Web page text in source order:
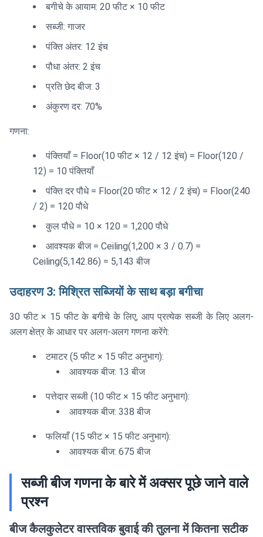
बगीचे के आयाम: 20 फीट × 10 फीट
सब्जी: गाजर
पंक्ति अंतर: 12 इंच
पौधा अंतर: 2 इंच
प्रति छेद बीज: 3
अंकुरण दर: 70%
गणना:
पंक्तियाँ = Floor(10 फीट × 12 / 12 इंच) = Floor(120 /
12) = 10 पंक्तियाँ
पंक्ति दर पौधे = Floor(20 फीट × 12 / 2 इंच) = Floor(240
/ 2) = 120 पौधे
कुल पौधे = 10 × 120 = 1,200 पौधे
आवश्यक बीज = Ceiling(1,200 × 3 / 0.7) =
Ceiling(5,142.86) = 5,143 बीज
उदाहरण 3: मिश्रित सब्जियों के साथ बड़ा बगीचा
30 फीट × 15 फीट के बगीचे के लिए, आप प्रत्येक सब्जी के लिए अलग-
अलग क्षेत्र के आधार पर अलग-अलग गणना करेंगे:
टमाटर (5 फीट × 15 फीट अनुभाग):
आवश्यक बीज: 13 बीज
पत्तेदार सब्जी (10 फीट × 15 फीट अनुभाग):
आवश्यक बीज: 338 बीज
फलियाँ (15 फीट × 15 फीट अनुभाग):
आवश्यक बीज: 675 बीज
सब्जी बीज गणना के बारे में अक्सर पूछे जाने वाले
प्रश्न
बीज कैलकुलेटर वास्तविक बुवाई की तुलना में कितना सटीक